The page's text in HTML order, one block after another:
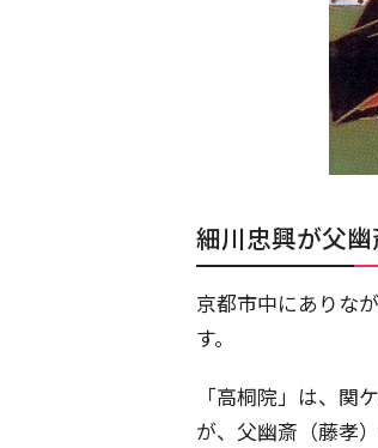
細川忠興が父
京都市中にありな
す。
「高桐院」は、関
が、父幽斎（藤孝